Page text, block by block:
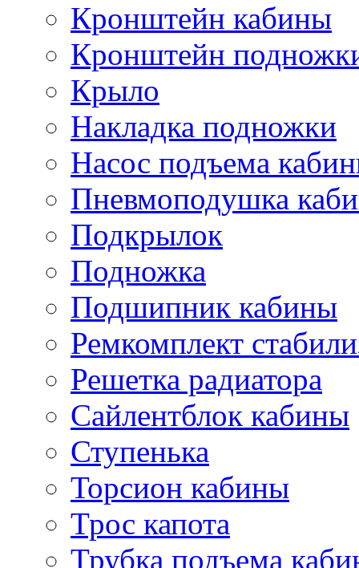
Кронштейн кабины
Кронштейн
Крыло
Накладка подножки
Насос подъема
Пневмоподушка
Подкрылок
Подножка
Подшипник кабины
Ремкомплект
Решетка радиатора
Сайлентблок кабины
Ступенька
Торсион кабины
Трос капота
Трубка подъема